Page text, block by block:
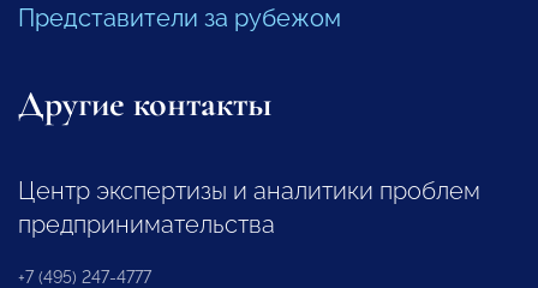
Представители за рубежом
Другие контакты
Центр экспертизы и аналитики проблем
предпринимательства
+7 (495) 247-4777